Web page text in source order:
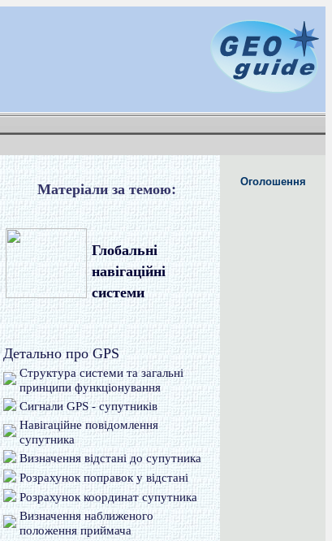
Матеріали за темою:
Глобальні
навігаційні
системи
Детально про GPS
Структура системи та загальні
принципи функціонування
Сигнали GPS - супутників
Навігаційне повідомлення
супутника
Визначення відстані до супутника
Розрахунок поправок у відстані
Розрахунок координат супутника
Визначення наближеного
положення приймача
Оголошення